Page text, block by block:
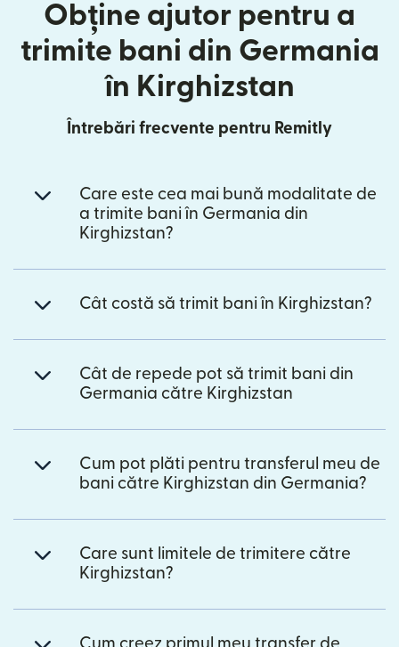
Obține ajutor pentru a
trimite bani din Germania
în Kirghizstan
Întrebări frecvente pentru Remitly
Care este cea mai bună modalitate de
a trimite bani în Germania din
Kirghizstan?
Cât costă să trimit bani în Kirghizstan?
Cât de repede pot să trimit bani din
Germania către Kirghizstan
Cum pot plăti pentru transferul meu de
bani către Kirghizstan din Germania?
Care sunt limitele de trimitere către
Kirghizstan?